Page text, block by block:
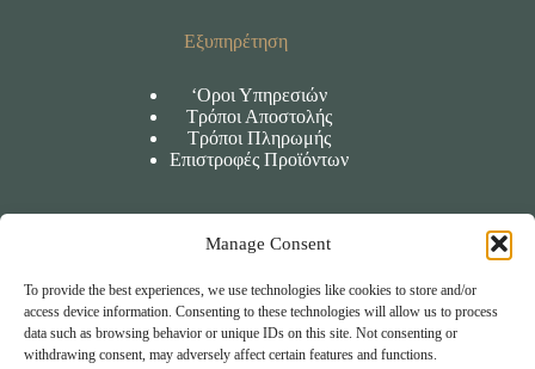
Manage Consent
To provide the best experiences, we use technologies like cookies to store and/or
access device information. Consenting to these technologies will allow us to process
data such as browsing behavior or unique IDs on this site. Not consenting or
withdrawing consent, may adversely affect certain features and functions.
Εξυπηρέτηση
‘Οροι Υπηρεσιών
Τρόποι Αποστολής
Τρόποι Πληρωμής
Επιστροφές Προϊόντων
Πληροφορίες
‘Οροι χρήσης
Πολιτική Απορρήτου
Πολιτική Cookies